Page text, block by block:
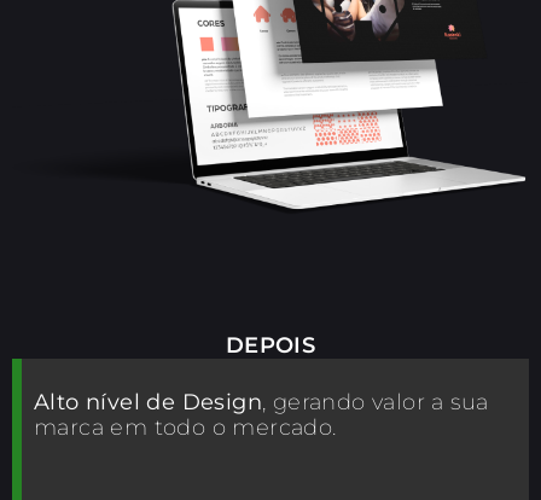
DEPOIS
Alto nível de Design, gerando valor a sua
marca em todo o mercado.